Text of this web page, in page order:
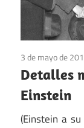
3 de mayo de
Detalles
Einstein
(Einstein a